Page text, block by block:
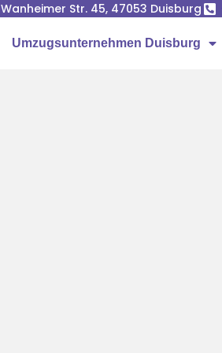
Wanheimer Str. 45, 47053 Duisburg
Umzugsunternehmen Duisburg